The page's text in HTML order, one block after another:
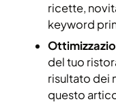
ricette,
keyword
del tuo
risultato dei
questo